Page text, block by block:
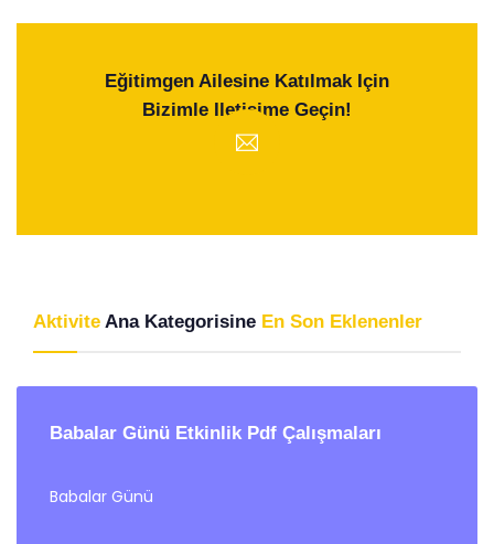
Eğitimgen Ailesine Katılmak Için
Bizimle Iletişime Geçin!
Aktivite Ana Kategorisine En Son Eklenenler
Babalar Günü Etkinlik Pdf Çalışmaları
Babalar Günü